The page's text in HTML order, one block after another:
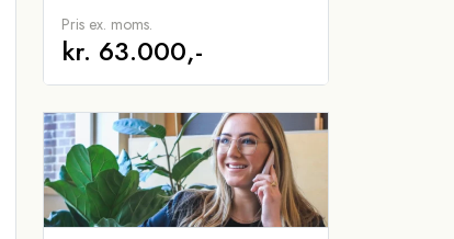
Pris ex. moms.
kr. 63.000,-